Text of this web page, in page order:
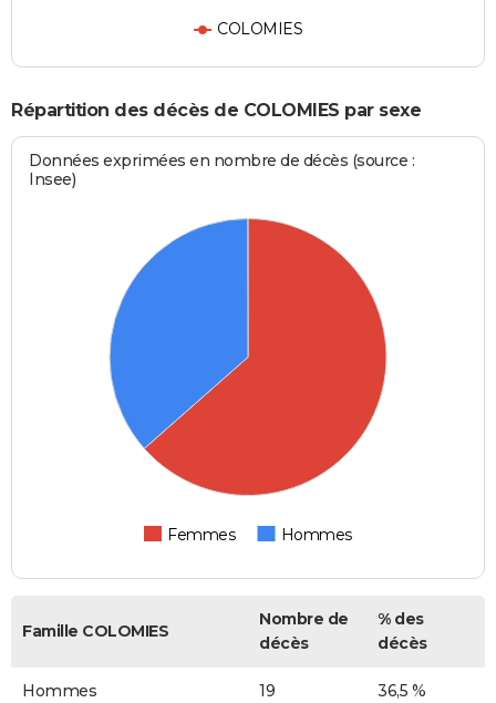
COLOMIES
Répartition des décès de COLOMIES par sexe
Données exprimées en nombre de décès (source :
Insee)
Femmes Hommes
Famille COLOMIES
Nombre de
décès
% des
décès
Hommes 19 36,5 %